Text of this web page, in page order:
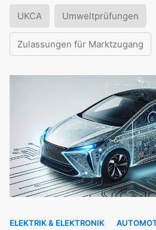
UKCA Umweltprüfungen
Zulassungen für Marktzugang
ELEKTRIK & ELEKTRONIK